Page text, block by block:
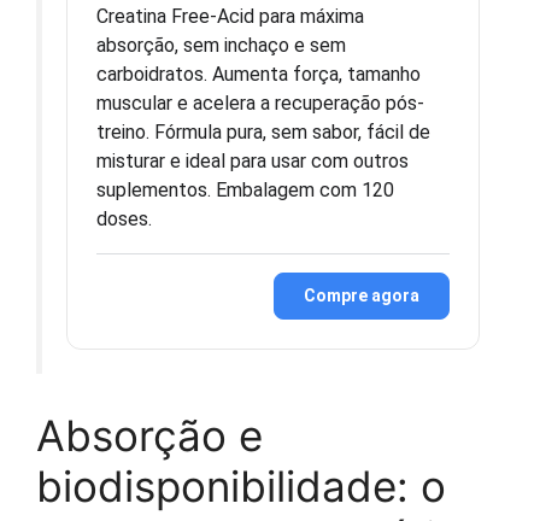
Creatina Free-Acid para máxima
absorção, sem inchaço e sem
carboidratos. Aumenta força, tamanho
muscular e acelera a recuperação pós-
treino. Fórmula pura, sem sabor, fácil de
misturar e ideal para usar com outros
suplementos. Embalagem com 120
doses.
Compre agora
Absorção e
biodisponibilidade: o